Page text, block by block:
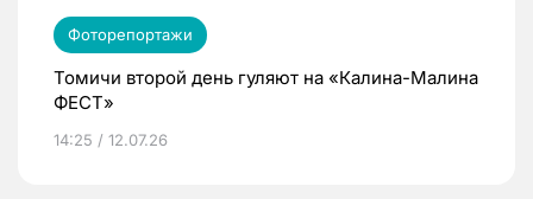
Фоторепортажи
Томичи второй день гуляют на «Калина-Малина
ФЕСТ»
14:25 / 12.07.26